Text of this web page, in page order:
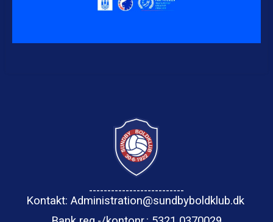
--------------------------
Kontakt: Administration@sundbyboldklub.dk